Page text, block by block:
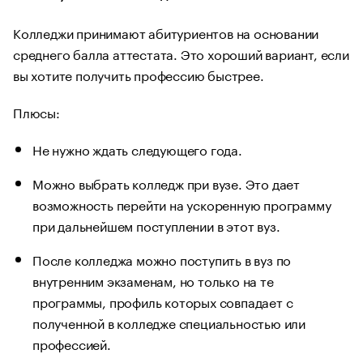
Колледжи принимают абитуриентов на основании
среднего балла аттестата. Это хороший вариант, если
вы хотите получить профессию быстрее.
Плюсы:
Не нужно ждать следующего года.
Можно выбрать колледж при вузе. Это дает
возможность перейти на ускоренную программу
при дальнейшем поступлении в этот вуз.
После колледжа можно поступить в вуз по
внутренним экзаменам, но только на те
программы, профиль которых совпадает с
полученной в колледже специальностью или
профессией.